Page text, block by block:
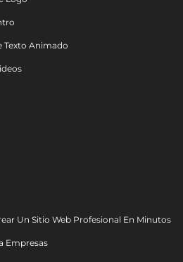
Texto Animado
Un Sitio Web Profesional En Minutos
Empresas